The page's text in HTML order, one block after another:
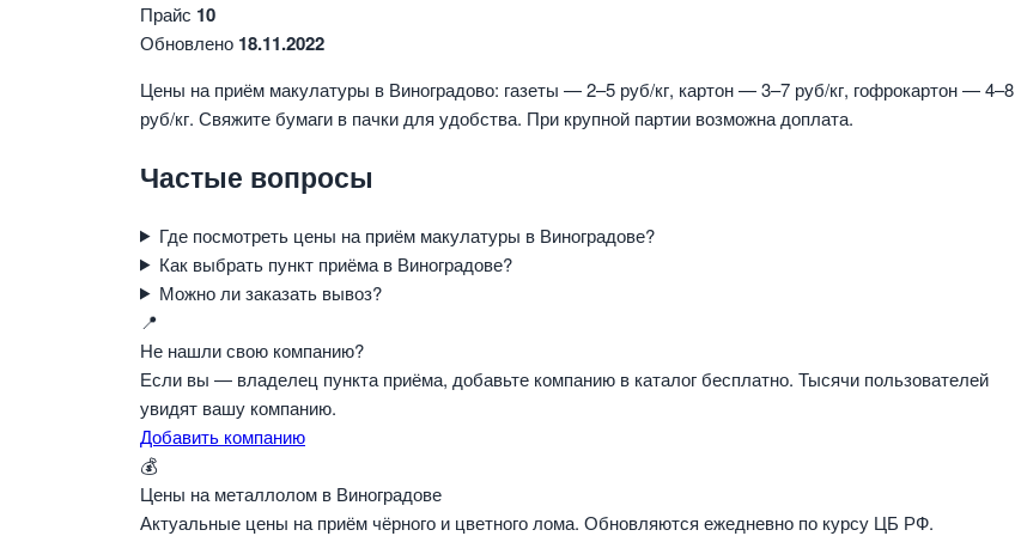
Прайс 10
Обновлено 18.11.2022
Цены на приём макулатуры в Виноградово: газеты — 2–5 руб/кг, картон — 3–7 руб/кг, гофрокартон — 4–8
руб/кг. Свяжите бумаги в пачки для удобства. При крупной партии возможна доплата.
Частые вопросы
Где посмотреть цены на приём макулатуры в Виноградове?
Как выбрать пункт приёма в Виноградове?
Можно ли заказать вывоз?
📍
Не нашли свою компанию?
Если вы — владелец пункта приёма, добавьте компанию в каталог бесплатно. Тысячи пользователей
увидят вашу компанию.
Добавить компанию
💰
Цены на металлолом в Виноградове
Актуальные цены на приём чёрного и цветного лома. Обновляются ежедневно по курсу ЦБ РФ.